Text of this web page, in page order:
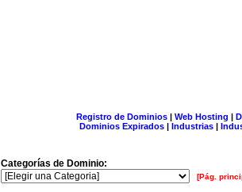
Registro de Dominios| Web Hosting |
Dominios Expirados | Industrias |
Categorías de Dominio:
[Pág.